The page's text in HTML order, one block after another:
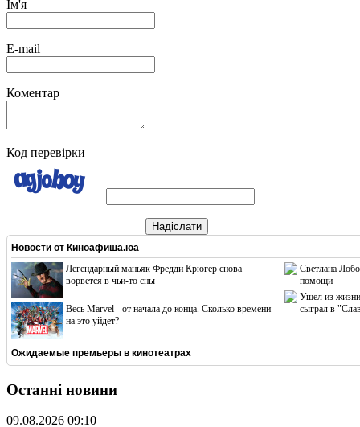
Ім'я
E-mail
Коментар
Код перевірки
Надіслати
Новости от Киноафиша.юа
Легендарный маньяк Фредди Крюгер снова
ворвется в чьи-то сны
Весь Marvel - от начала до конца. Сколько времени
на это уйдет?
Светлана
помощи
Ушел из жизни
сыграл в
Ожидаемые премьеры в кинотеатрах
Останні новини
09.08.2026 09:10